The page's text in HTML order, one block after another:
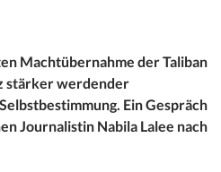
Machtübernahme der Taliban
stärker werdender
Ein Gespräch
Journalistin Nabila Lalee nach